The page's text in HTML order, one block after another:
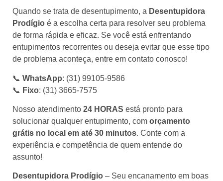
Quando se trata de desentupimento, a Desentupidora
Prodígio é a escolha certa para resolver seu problema
de forma rápida e eficaz. Se você está enfrentando
entupimentos recorrentes ou deseja evitar que esse tipo
de problema aconteça, entre em contato conosco!
📞 WhatsApp: (31) 99105-9586
📞 Fixo: (31) 3665-7575
Nosso atendimento 24 HORAS está pronto para
solucionar qualquer entupimento, com orçamento
grátis no local em até 30 minutos. Conte com a
experiência e competência de quem entende do
assunto!
Desentupidora Prodígio – Seu encanamento em boas